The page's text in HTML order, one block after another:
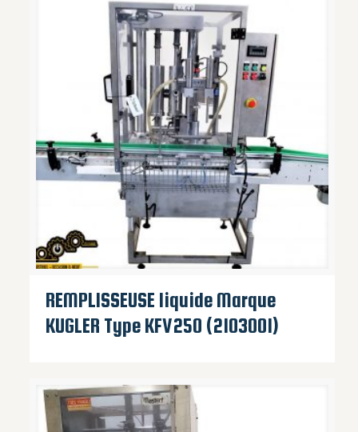
REMPLISSEUSE liquide Marque
KUGLER Type KFV250 (2103001)